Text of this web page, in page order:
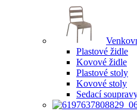
Plastové židle
Kovové židle
Plastové stoly
Kovové stoly
Sedací